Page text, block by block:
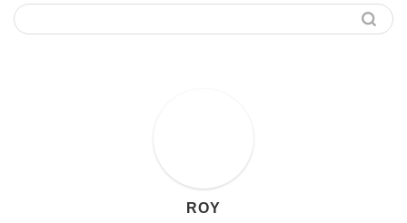
ROY